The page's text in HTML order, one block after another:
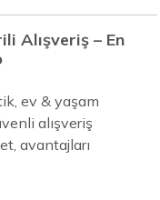
Alışveriş – En
ev & yaşam
alışveriş
avantajları